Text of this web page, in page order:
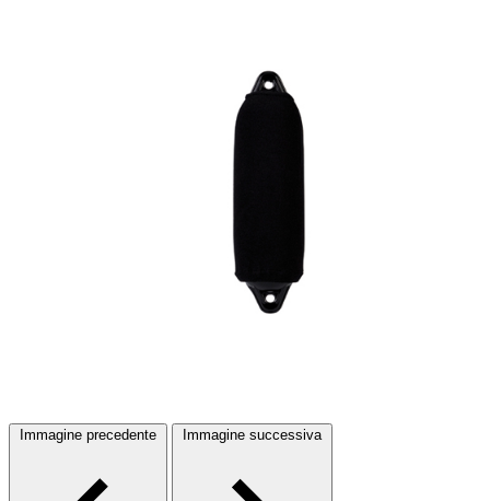
Immagine precedente Immagine successiva